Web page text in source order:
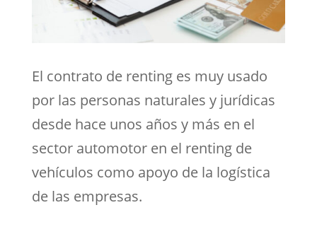
El contrato de renting es muy usado
por las personas naturales y jurídicas
desde hace unos años y más en el
sector automotor en el renting de
vehículos como apoyo de la logística
de las empresas.